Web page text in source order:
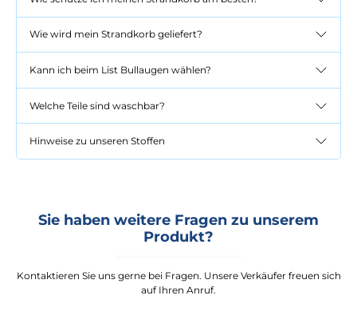
Wie wird mein Strandkorb geliefert?
Kann ich beim List Bullaugen wählen?
Welche Teile sind waschbar?
Hinweise zu unseren Stoffen
Sie haben weitere Fragen zu unserem
Produkt?
Kontaktieren Sie uns gerne bei Fragen. Unsere Verkäufer freuen sich
auf Ihren Anruf.